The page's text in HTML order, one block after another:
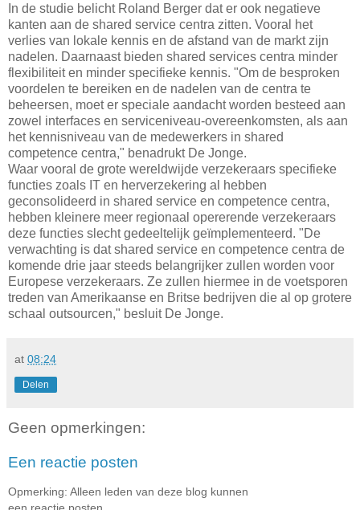
In de studie belicht Roland Berger dat er ook negatieve
kanten aan de shared service centra zitten. Vooral het
verlies van lokale kennis en de afstand van de markt zijn
nadelen. Daarnaast bieden shared services centra minder
flexibiliteit en minder specifieke kennis. "Om de besproken
voordelen te bereiken en de nadelen van de centra te
beheersen, moet er speciale aandacht worden besteed aan
zowel interfaces en serviceniveau-overeenkomsten, als aan
het kennisniveau van de medewerkers in shared
competence centra," benadrukt De Jonge.
Waar vooral de grote wereldwijde verzekeraars specifieke
functies zoals IT en herverzekering al hebben
geconsolideerd in shared service en competence centra,
hebben kleinere meer regionaal opererende verzekeraars
deze functies slecht gedeeltelijk geïmplementeerd. "De
verwachting is dat shared service en competence centra de
komende drie jaar steeds belangrijker zullen worden voor
Europese verzekeraars. Ze zullen hiermee in de voetsporen
treden van Amerikaanse en Britse bedrijven die al op grotere
schaal outsourcen," besluit De Jonge.
at 08:24
Delen
Geen opmerkingen:
Een reactie posten
Opmerking: Alleen leden van deze blog kunnen
een reactie posten.